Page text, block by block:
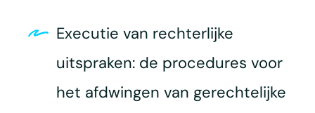
Executie van rechterlijke
uitspraken: de procedures voor
het afdwingen van gerechtelijke